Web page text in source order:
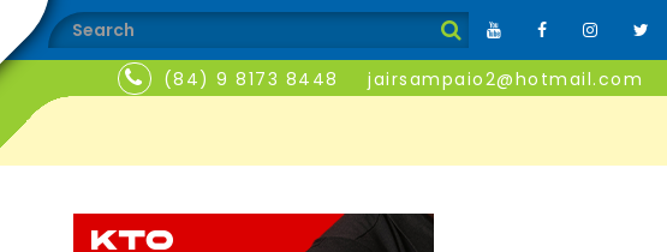
(84) 9 8173 8448 jairsampaio2@hotmail.com